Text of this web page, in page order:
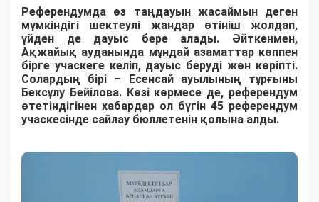
Референдумда өз таңдауын жасаймын деген
мүмкіндігі шектеулі жандар өтініш жолдап,
үйден де дауыс бере алады. Әйткенмен,
Ақжайық ауданында мұндай азаматтар көппен
бірге учаскеге келіп, дауыс беруді жөн көріпті.
Солардың бірі – Есенсай ауылының тұрғыны
Бексұлу Бейілова. Көзі көрмесе де, референдум
өтетіндігінен хабардар ол бүгін 45 референдум
учаскесінде сайлау бюллетенін қолына алды.